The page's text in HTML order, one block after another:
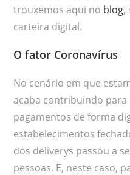
trouxemos aqui no blog,
carteira digital.
O fator Coronavírus
No cenário em que
acaba contribuindo para
pagamentos de forma
estabelecimentos
dos deliverys passou a
pessoas. E, neste caso,